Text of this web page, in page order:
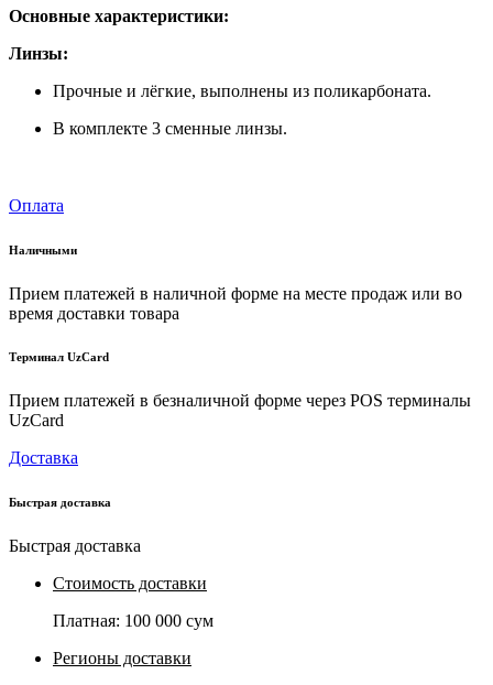
Основные характеристики:
Линзы:
Прочные и лёгкие, выполнены из поликарбоната.
В комплекте 3 сменные линзы.
Оплата
Наличными
Прием платежей в наличной форме на месте продаж или во
время доставки товара
Терминал UzCard
Прием платежей в безналичной форме через POS терминалы
UzCard
Доставка
Быстрая доставка
Быстрая доставка
Стоимость доставки
Платная: 100 000 сум
Регионы доставки